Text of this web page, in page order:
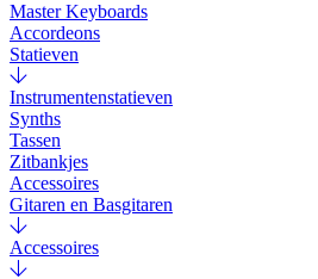
Master Keyboards
Accordeons
Statieven
Instrumentenstatieven
Synths
Tassen
Zitbankjes
Accessoires
Gitaren en Basgitaren
Accessoires